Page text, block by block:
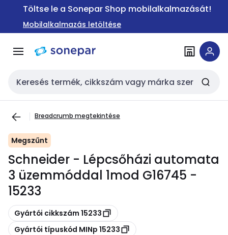
Ugrás a
Ugrás a
tartalomra
Töltse le a Sonepar Shop mobilalkalmazását!
Mobilalkalmazás letöltése
Keresési bemenet
Breadcrumb megtekintése
Megszűnt
Schneider - Lépcsőházi automata
3 üzemmóddal 1mod G16745 -
15233
Másolás
Gyártói cikkszám 15233
Másolás
Gyártói típuskód MINp 15233